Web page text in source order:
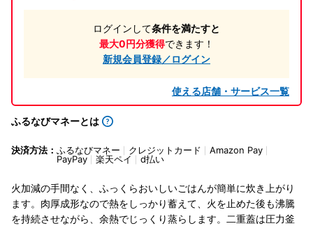
ログインして条件を満たすと
最大0円分獲得できます！
新規会員登録／ログイン
使える店舗・サービス一覧
ふるなびマネーとは
決済方法： ふるなびマネー クレジットカード
Amazon Pay
PayPay
楽天ペイ d払い
火加減の手間なく、ふっくらおいしいごはんが簡単に炊き上がり
ます。肉厚成形なので熱をしっかり蓄えて、火を止めた後も沸騰
を持続させながら、余熱でじっくり蒸らします。二重蓋は圧力釜